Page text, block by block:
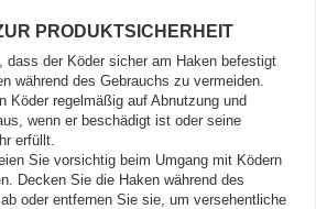
PRODUKTSICHERHEIT
dass der Köder sicher am Haken befestigt
während des Gebrauchs zu vermeiden.
Köder regelmäßig auf Abnutzung und
wenn er beschädigt ist oder seine
erfüllt.
Sie vorsichtig beim Umgang mit Ködern
Decken Sie die Haken während des
oder entfernen Sie sie, um versehentliche